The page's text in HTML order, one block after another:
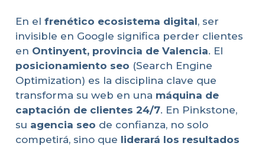
En el frenético ecosistema digital, ser
invisible en Google significa perder clientes
en Ontinyent, provincia de Valencia. El
posicionamiento seo (Search Engine
Optimization) es la disciplina clave que
transforma su web en una máquina de
captación de clientes 24/7. En Pinkstone,
su agencia seo de confianza, no solo
competirá, sino que liderará los resultados